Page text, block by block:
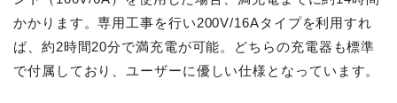
かかります。専用工事を行い200V/16Aタイプを利用すれ
ば、約2時間20分で満充電が可能。どちらの充電器も標準
で付属しており、ユーザーに優しい仕様となっています。